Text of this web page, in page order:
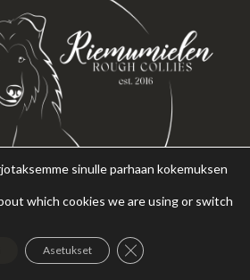
sinulle parhaan kokemuksen
which cookies we are using or switch
Asetukset Sulje evästebanneri